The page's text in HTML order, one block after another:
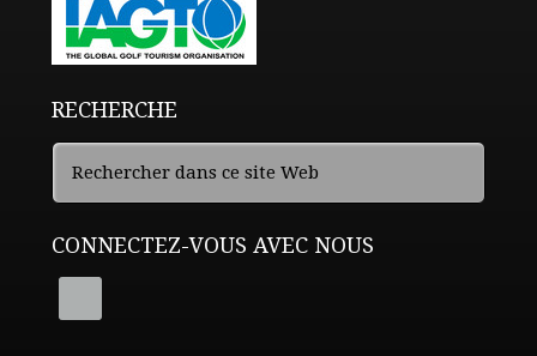
RECHERCHE
CONNECTEZ-VOUS AVEC NOUS